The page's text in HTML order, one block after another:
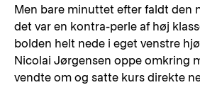
Men bare minuttet efter faldt den
det var en kontra-perle af høj
bolden helt nede i eget venstre
Nicolai Jørgensen oppe omkring
vendte om og satte kurs direkte